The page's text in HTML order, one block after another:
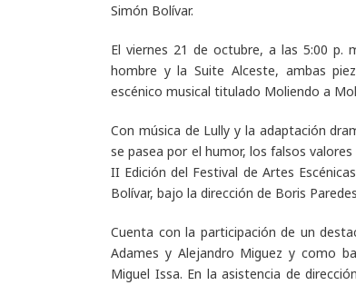
Simón Bolívar.
El viernes 21 de octubre, a las 5:00 p.
hombre y la Suite Alceste, ambas
escénico musical titulado Moliendo a
Con música de Lully y la adaptación
se pasea por el humor, los falsos
II Edición del Festival de Artes
Bolívar, bajo la dirección de Boris
Cuenta con la participación de un
Adames y Alejandro Miguez y como
Miguel Issa. En la asistencia de